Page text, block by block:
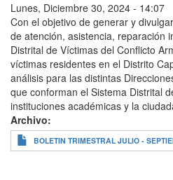
Lunes, Diciembre 30, 2024 - 14:07
Con el objetivo de generar y
de atención, asistencia, reparación
Distrital de Víctimas del Conflicto
víctimas residentes en el Distrito
análisis para las distintas
que conforman el Sistema Distrital
instituciones académicas y la
Archivo
BOLETIN TRIMESTRAL JULIO -